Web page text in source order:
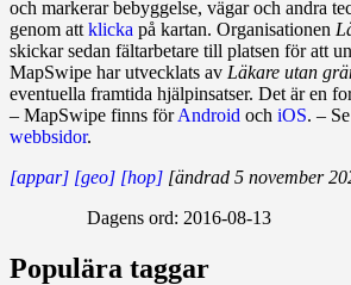
och markerar bebyggelse, vägar och andra
genom att klicka på kartan. Organisationen
skickar sedan fältarbetare till platsen för att
MapSwipe har utvecklats av Läkare utan
eventuella framtida hjälpinsatser. Det är en
– MapSwipe finns förAndroid och iOS. – Se
webbsidor.
[appar] [geo] [hop] [ändrad 5 november
Dagens ord: 2016-08-13
Populära taggar